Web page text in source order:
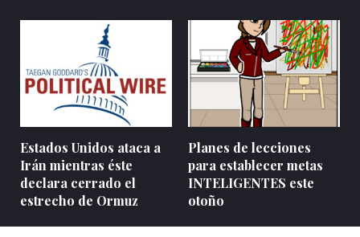
Estados Unidos ataca a
Irán mientras éste
declara cerrado el
estrecho de Ormuz
Planes de lecciones
para establecer metas
INTELIGENTES este
otoño